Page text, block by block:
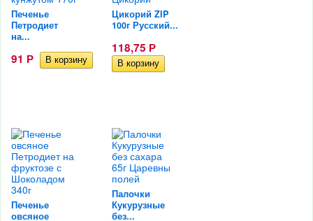
Печенье
Петродиет
на...
91 Р
Цикорий ZIP
100г Русский...
118,75 Р
Печенье
овсяное
Палочки
Кукурузные
без...